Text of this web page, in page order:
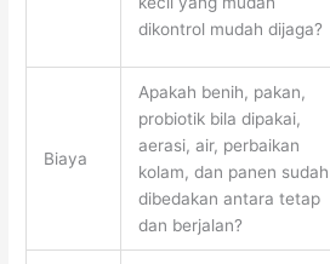
dikontrol mudah dijaga?
Biaya
Apakah benih, pakan,
probiotik bila dipakai,
aerasi, air, perbaikan
kolam, dan panen sudah
dibedakan antara tetap
dan berjalan?